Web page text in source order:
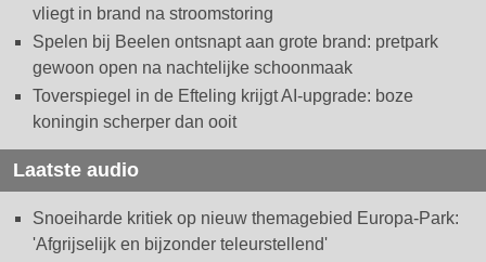
vliegt in brand na stroomstoring
Spelen bij Beelen ontsnapt aan grote brand: pretpark
gewoon open na nachtelijke schoonmaak
Toverspiegel in de Efteling krijgt AI-upgrade: boze
koningin scherper dan ooit
Laatste audio
Snoeiharde kritiek op nieuw themagebied Europa-Park:
'Afgrijselijk en bijzonder teleurstellend'